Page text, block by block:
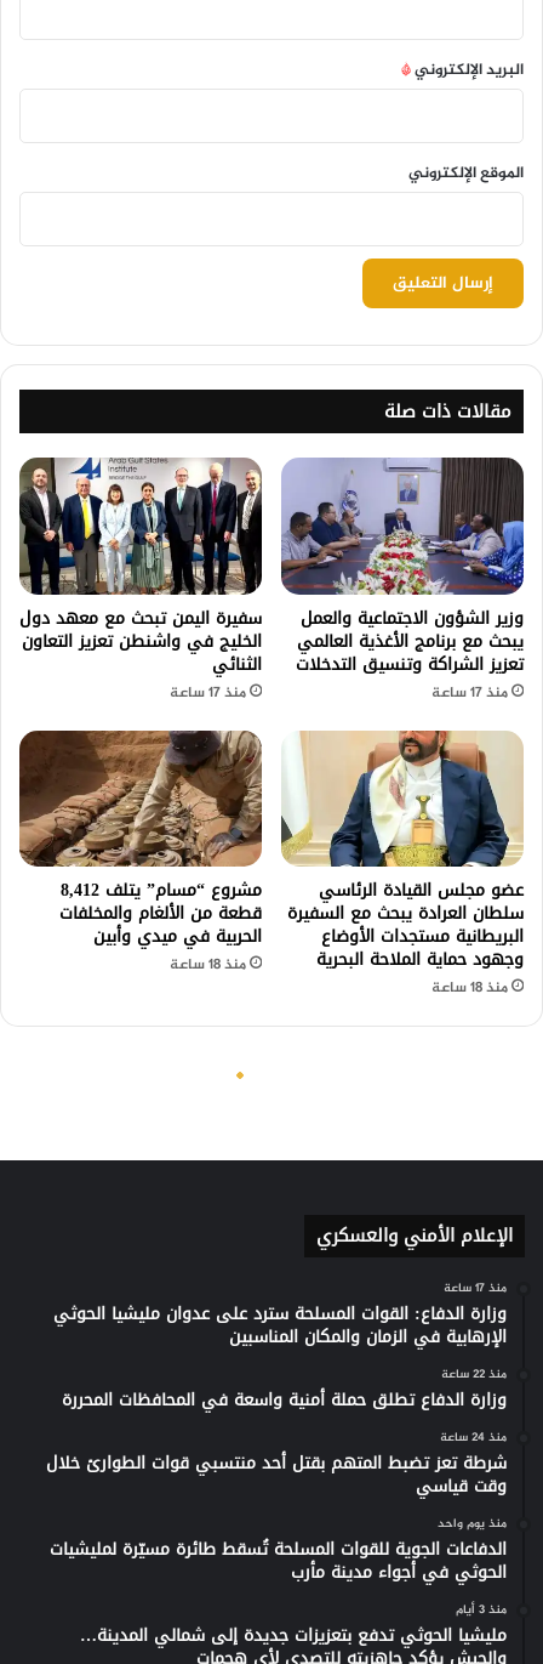
الإعلام الأمني والعسكري
منذ 17 ساعة
وزارة الدفاع: القوات المسلحة سترد على عدوان مليشيا الحوثي
الإرهابية في الزمان والمكان المناسبين
منذ 22 ساعة
وزارة الدفاع تطلق حملة أمنية واسعة في المحافظات المحررة
منذ 24 ساعة
شرطة تعز تضبط المتهم بقتل أحد منتسبي قوات الطوارئ خلال
وقت قياسي
منذ يوم واحد
الدفاعات الجوية للقوات المسلحة تُسقط طائرة مسيّرة لمليشيات
الحوثي في أجواء مدينة مأرب
منذ 3 أيام
مليشيا الحوثي تدفع بتعزيزات جديدة إلى شمالي المدينة…